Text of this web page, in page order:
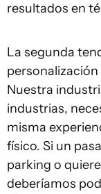
resultados en
La segunda
Nuestra
industrias,
misma
físico. Si un
parking o
deberíamos